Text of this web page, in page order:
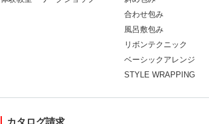
合わせ包み
風呂敷包み
リボンテクニック
ベーシックアレンジ
STYLE WRAPPING
カタログ請求